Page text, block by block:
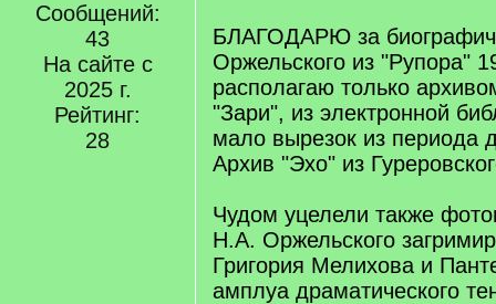
Сообщений:
43
На сайте с
2025 г.
Рейтинг:
28
БЛАГОДАРЮ за
Оржельского из "Рупора"
располагаю только
"Зари", из электронной
мало вырезок из периода
Архив "Эхо" из
Чудом уцелели также
Н.А. Оржельского
Григория Мелихова и
амплуа драматического